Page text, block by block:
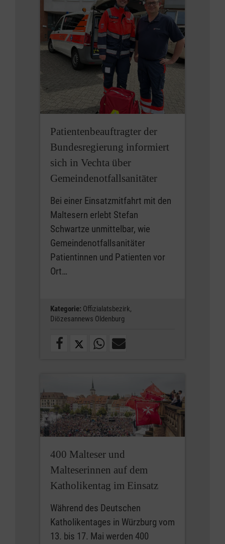
Patientenbeauftragter der
Bundesregierung informiert
sich in Vechta über
Gemeindenotfallsanitäter
Bei einer Einsatzmitfahrt mit den
Maltesern erlebt Stefan
Schwartze unmittelbar, wie
Gemeindenotfallsanitäter
Patientinnen und Patienten vor
Ort…
Kategorie: Offizialatsbezirk,
Diözesannews Oldenburg
400 Malteser und
Malteserinnen auf dem
Katholikentag im Einsatz
Während des Deutschen
Katholikentages in Würzburg vom
13. bis 17. Mai werden 400